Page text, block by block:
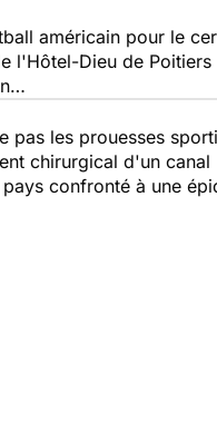
américain pour le
l'Hôtel-Dieu de
pas les prouesses
chirurgical d'un
confronté à une